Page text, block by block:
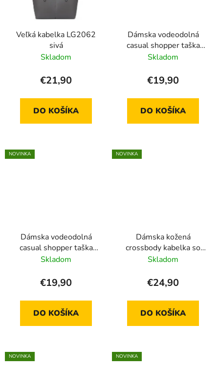
Veľká kabelka LG2062
sivá
Skladom
€21,90
DO KOŠÍKA
Dámska vodeodolná
casual shopper taška
LH2240- šedá - 14L
Skladom
€19,90
DO KOŠÍKA
NOVINKA
Dámska vodeodolná
casual shopper taška
LH2240- čierna - 14L
Skladom
€19,90
DO KOŠÍKA
NOVINKA
Dámska kožená
crossbody kabelka so
širokým popruhom
Skladom
€24,90
DO KOŠÍKA
NOVINKA NOVINKA